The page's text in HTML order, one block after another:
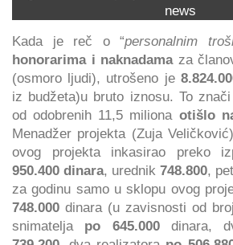
news
Kada je reč o “personalnim
honorarima i naknadamaza
(osmoro ljudi), utrošeno je
iz budžeta)u bruto iznosu. To
od odobrenih 11,5 miliona otišlo
Menadžer projekta (Zuja
ovog projekta inkasirao preko
950.400 dinara, urednik 748.800,
za godinu samo u sklopu ovog
748.000 dinara (u zavisnosti od
snimatelja po 645.000dinara,